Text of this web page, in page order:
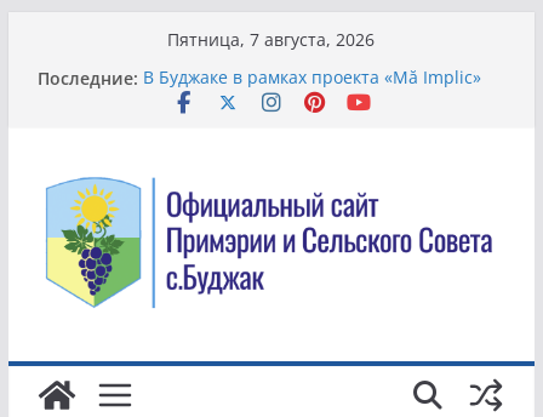
содержимому
Пятница, 7 августа, 2026
Последние: В Буджаке в рамках проекта «Mă Implic»
модернизируют систему управления
людьми.
Жители села Буджак вышли на
общеобластной субботник по
благоустройству территории
В Молдове хотят упростить смену банка и
сделать комиссии более понятными для
саду